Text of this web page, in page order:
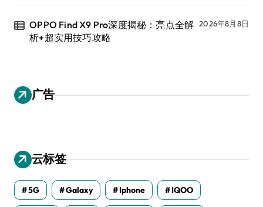
OPPO Find X9 Pro深度揭秘：亮点全解
析+超实用技巧攻略
2026年8月8日
广告
云标签
5G Galaxy Iphone IQOO